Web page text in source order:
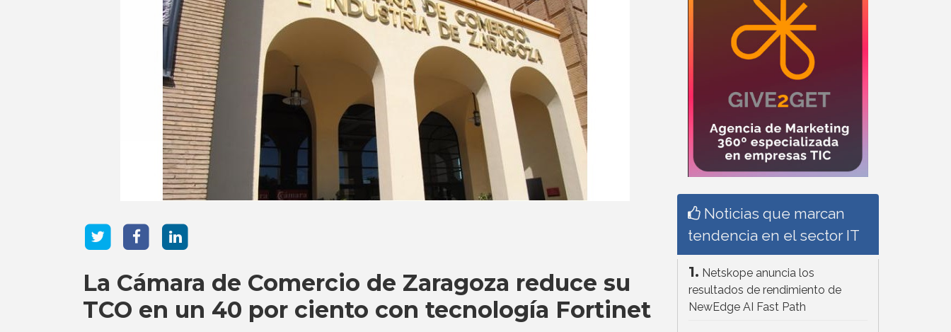
La Cámara de Comercio de Zaragoza reduce su
TCO en un 40 por ciento con tecnología Fortinet
Noticias que marcan
tendencia en el sector IT
1. Netskope anuncia los
resultados de rendimiento de
NewEdge AI Fast Path